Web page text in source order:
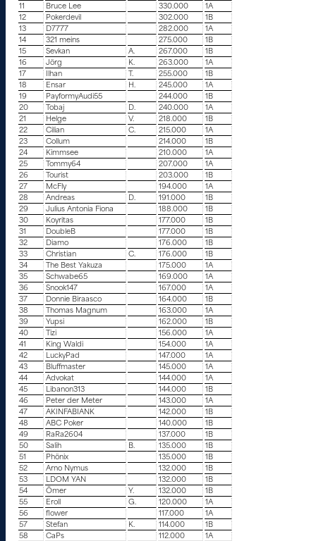
11
Bruce Lee 330.000
1A
12
Pokerdevil 302.000
1B
13
D7777 282.000
1A
14
321 meins 275.000
1B
15
Sevkan A. 267.000
1B
16
Jörg K. 263.000
1A
17
Ilhan T. 255.000
1B
18
Ensar H. 245.000
1A
19
PayformyAudi55 244.000
1B
20
Tobaj D. 240.000
1A
21
Helge V. 218.000
1B
22
Cilian C. 215.000
1A
23
Collum 214.000
1B
24
Kimmsee 210.000
1A
25
Tommy64 207.000
1A
26
Tourist 203.000
1B
27
McFly 194.000
1A
28
Andreas D. 191.000
1B
29
Julius Antonia Fiona 188.000
1B
30
Koyritas 177.000
1B
31
DoubleB 177.000
1B
32
Diamo 176.000
1B
33
Christian C. 176.000
1B
34
The Best Yakuza 175.000
1A
35
Schwabe65 169.000
1A
36
Snook147 167.000
1A
37
Donnie Biraasco 164.000
1B
38
Thomas Magnum 163.000
1A
39
Yupsi 162.000
1B
40
Tizi 156.000
1A
41
King Waldi 154.000
1A
42
LuckyPad 147.000
1A
43
Bluffmaster 145.000
1A
44
Advokat 144.000
1A
45
Libanon313 144.000
1B
46
Peter der Meter 143.000
1A
47
AKINFABIANK 142.000
1B
48
ABC Poker 140.000
1B
49
RaRa2604 137.000
1B
50
Salih B. 135.000
1B
51
Phönix 135.000
1B
52
Arno Nymus 132.000
1B
53
LDOM YAN 132.000
1B
54
Ömer Y. 132.000
1B
55
Eroll G. 120.000
1A
56
flower 117.000
1A
57
Stefan K. 114.000
1B
58
CaPs 112.000
1A